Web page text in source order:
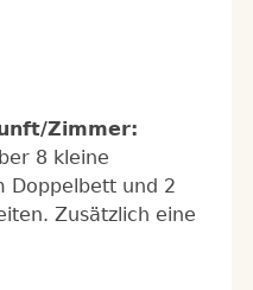
Zimmer:
8 kleine
Doppelbett und 2
Zusätzlich eine